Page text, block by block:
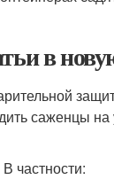
в
саженцы на
частности: